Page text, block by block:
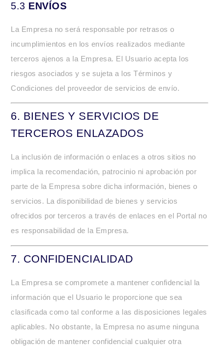
5.3 ENVÍOS
La Empresa no será responsable por retrasos o
incumplimientos en los envíos realizados mediante
terceros ajenos a la Empresa. El Usuario acepta los
riesgos asociados y se sujeta a los Términos y
Condiciones del proveedor de servicios de envío.
6. BIENES Y SERVICIOS DE
TERCEROS ENLAZADOS
La inclusión de información o enlaces a otros sitios no
implica la recomendación, patrocinio ni aprobación por
parte de la Empresa sobre dicha información, bienes o
servicios. La disponibilidad de bienes y servicios
ofrecidos por terceros a través de enlaces en el Portal no
es responsabilidad de la Empresa.
7. CONFIDENCIALIDAD
La Empresa se compromete a mantener confidencial la
información que el Usuario le proporcione que sea
clasificada como tal conforme a las disposiciones legales
aplicables. No obstante, la Empresa no asume ninguna
obligación de mantener confidencial cualquier otra